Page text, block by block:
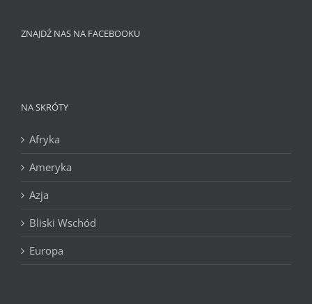
ZNAJDŹ NAS NA FACEBOOKU
NA SKRÓTY
Afryka
Ameryka
Azja
Bliski Wschód
Europa